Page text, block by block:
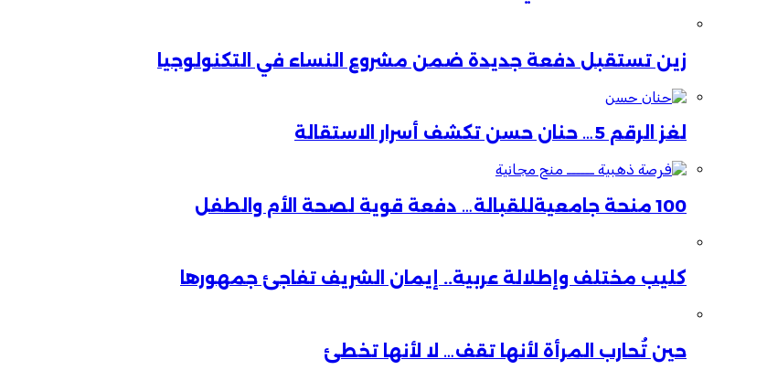
زين تستقبل دفعة جديدة ضمن مشروع النساء في التكنولوجيا
لغز الرقم 5… حنان حسن تكشف أسرار الاستقالة
100 منحة جامعيةللقبالة… دفعة قوية لصحة الأم والطفل
كليب مختلف وإطلالة عربية.. إيمان الشريف تفاجئ جمهورها
حين تُحارب المرأة لأنها تقف… لا لأنها تخطئ